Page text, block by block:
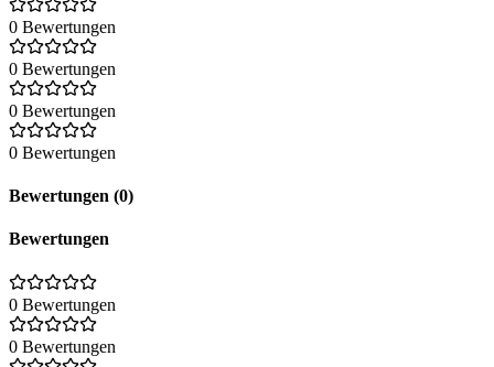
0 Bewertungen
0 Bewertungen
0 Bewertungen
0 Bewertungen
Bewertungen (0)
Bewertungen
0 Bewertungen
0 Bewertungen